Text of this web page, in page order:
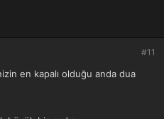
#11
en kapalı olduğu anda dua